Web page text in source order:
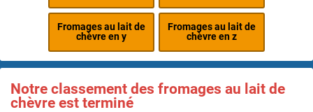
Fromages au lait de
chèvre en y
Fromages au lait de
chèvre en z
Notre classement des fromages au lait de
chèvre est terminé